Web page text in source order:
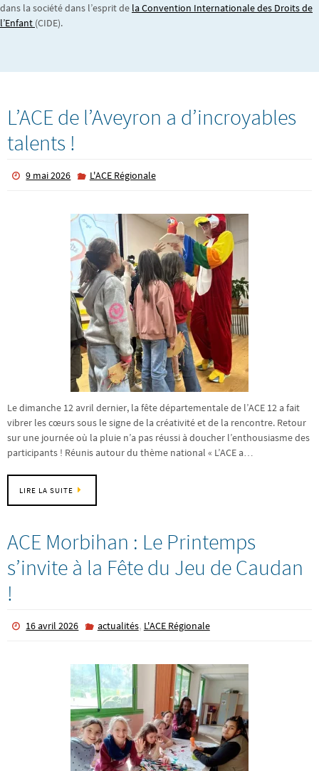
dans la société dans l’esprit de la Convention Internationale des Droits de
l’Enfant (CIDE).
L’ACE de l’Aveyron a d’incroyables
talents !
9 mai 2026 L'ACE Régionale
Le dimanche 12 avril dernier, la fête départementale de l’ACE 12 a fait
vibrer les cœurs sous le signe de la créativité et de la rencontre. Retour
sur une journée où la pluie n’a pas réussi à doucher l’enthousiasme des
participants ! Réunis autour du thème national « L’ACE a…
LIRE LA SUITE
ACE Morbihan : Le Printemps
s’invite à la Fête du Jeu de Caudan
!
16 avril 2026 actualités, L'ACE Régionale